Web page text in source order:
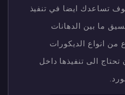
تساعدك ايضا في تنفيذ
ما بين الدهانات
من انواع الديكورات
الى تنفيذها داخل